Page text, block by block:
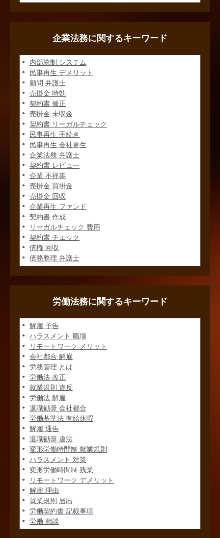
企業法務に関するキーワード
内部統制 システム
民事再生 デメリット
顧問 弁護士
売掛金 時効
契約書 修正
売掛金 未収金
契約書 リーガルチェック
民事再生 手続き
民事再生 会社更生
企業法務 弁護士
契約書 レビュー
企業 不祥事
売掛金 買掛金
売掛金 回収
企業再生 ファンド
契約書 作成
リーガルチェック 費用
契約書 チェック
債権 回収
債務整理 弁護士
労働法務に関するキーワード
解雇 予告
ハラスメント 職場
リモートワーク メリット
会社都合 解雇
労務管理 とは
労働法 改正
就業規則 違反
労働法 解雇
退職勧奨 会社都合
労働基準法 有給休暇
解雇 通告
退職勧奨 違法
変形労働時間制 就業規則
ハラスメント 対策
変形労働時間制 残業
リモートワーク デメリット
解雇 理由
就業規則 届出
労働契約書 記載事項
労働 相談